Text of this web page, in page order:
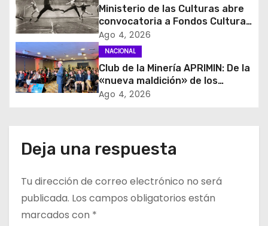
d
e
e
n
r
d
a
Ministerio de las Culturas abre
convocatoria a Fondos Cultura
2027 con foco en
transparencia, innovación y
acceso ciudadano
Ago 4, 2026
NACIONAL
Club de la Minería APRIMIN: De la
«nueva maldición» de los
recursos al rol clave de los
Ago 4, 2026
Deja una respuesta
Tu dirección de correo electrónico no será
publicada. Los campos obligatorios están
marcados con *